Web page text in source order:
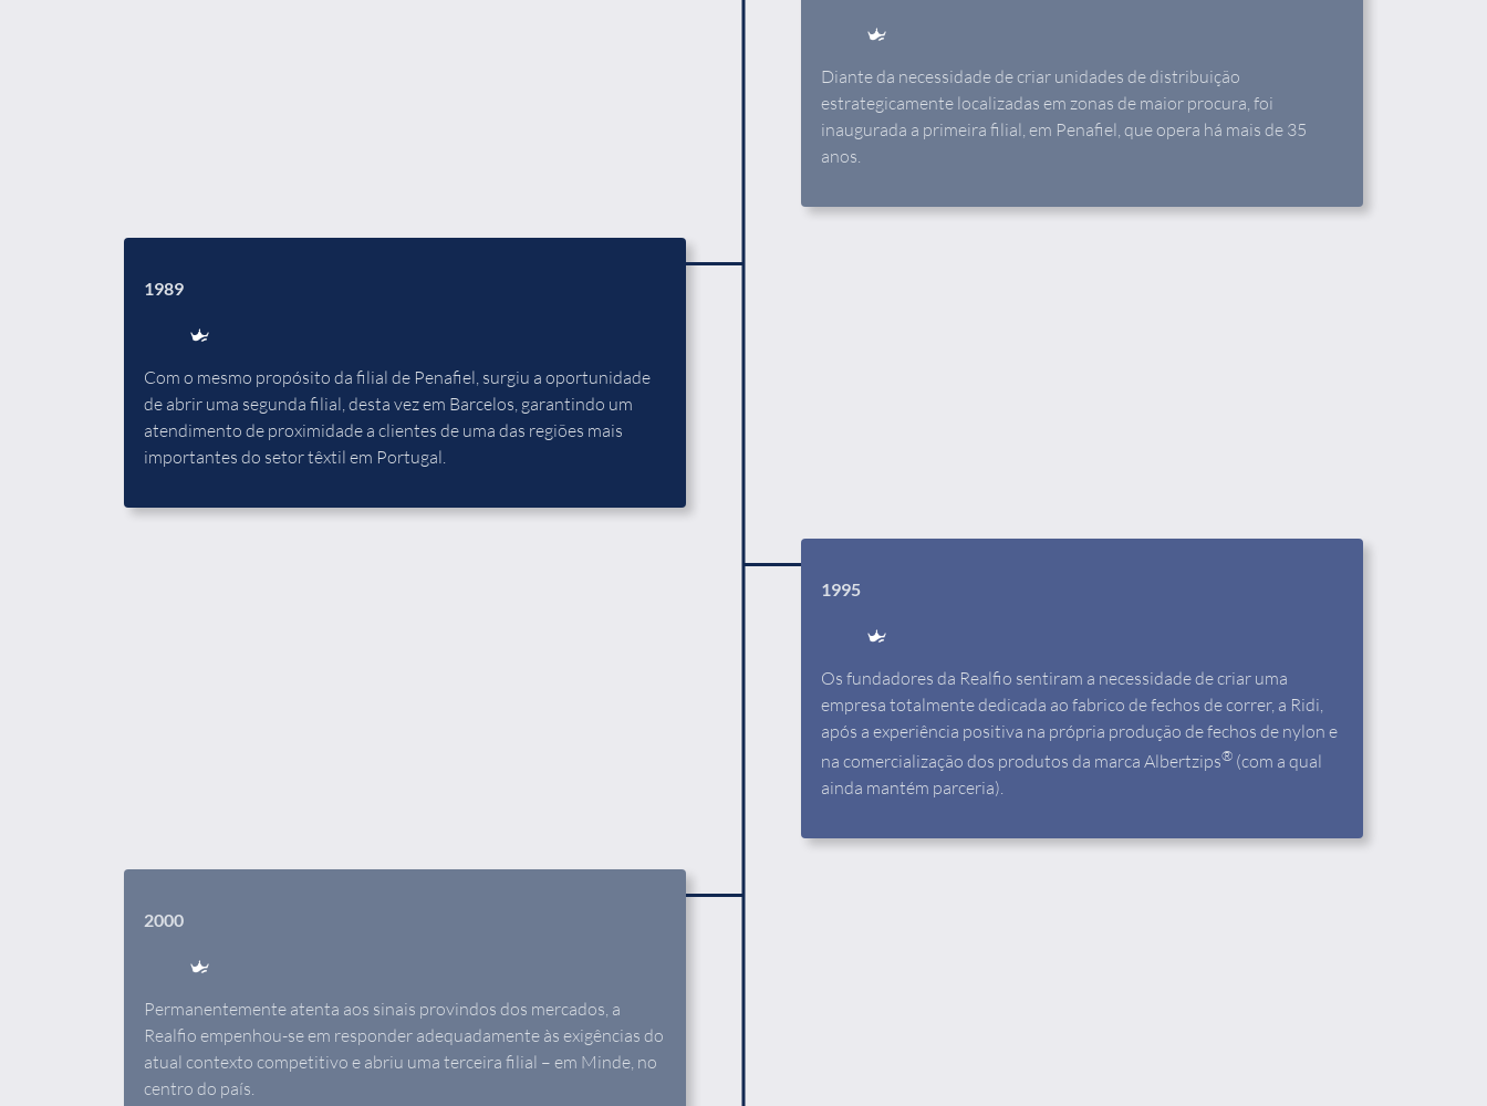
Diante da necessidade de criar unidades de distribuição
estrategicamente localizadas em zonas de maior procura, foi
inaugurada a primeira filial, em Penafiel, que opera há mais de 35
anos.
1989
Com o mesmo propósito da filial de Penafiel, surgiu a oportunidade
de abrir uma segunda filial, desta vez em Barcelos, garantindo um
atendimento de proximidade a clientes de uma das regiões mais
importantes do setor têxtil em Portugal.
1995
Os fundadores da Realfio sentiram a necessidade de criar uma
empresa totalmente dedicada ao fabrico de fechos de correr, a Ridi,
após a experiência positiva na própria produção de fechos de nylon e
na comercialização dos produtos da marca Albertzips® (com a qual
ainda mantém parceria).
2000
Permanentemente atenta aos sinais provindos dos mercados, a
Realfio empenhou-se em responder adequadamente às exigências do
atual contexto competitivo e abriu uma terceira filial – em Minde, no
centro do país.